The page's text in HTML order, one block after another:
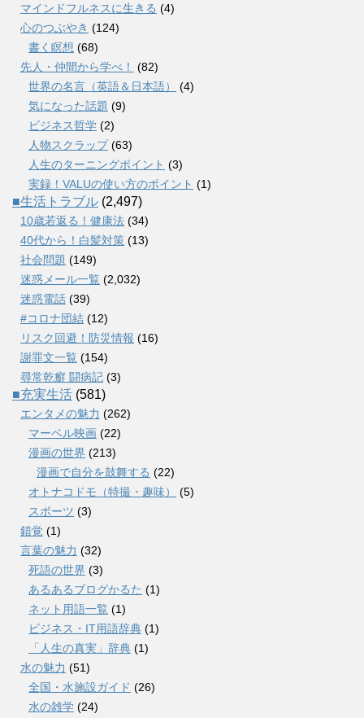
マインドフルネスに生きる (4)
心のつぶやき (124)
書く瞑想 (68)
先人・仲間から学べ！
(82)
世界の名言（英語＆日本語）
(4)
気になった話題 (9)
ビジネス哲学 (2)
人物スクラップ(63)
人生のターニングポイント (3)
実録！VALUの使い方のポイント (1)
■生活トラブル (2,497)
10歳若返る！健康法 (34)
40代から！白髪対策 (13)
社会問題 (149)
迷惑メール一覧 (2,032)
迷惑電話 (39)
#コロナ団結 (12)
リスク回避！防災情報 (16)
謝罪文一覧 (154)
尋常乾癬 闘病記 (3)
■充実生活 (581)
エンタメの魅力 (262)
マーベル映画 (22)
漫画の世界 (213)
漫画で自分を鼓舞する (22)
オトナコドモ（特撮・趣味）
(5)
スポーツ (3)
錯覚 (1)
言葉の魅力 (32)
死語の世界 (3)
あるあるブログかるた (1)
ネット用語一覧 (1)
ビジネス・IT用語辞典 (1)
「人生の真実」辞典 (1)
水の魅力 (51)
全国・水施設ガイド (26)
水の雑学 (24)